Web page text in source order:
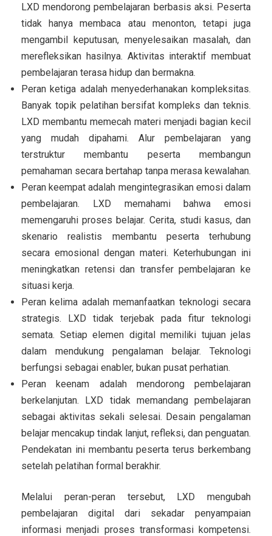
LXD mendorong pembelajaran berbasis aksi. Peserta
tidak hanya membaca atau menonton, tetapi juga
mengambil keputusan, menyelesaikan masalah, dan
merefleksikan hasilnya. Aktivitas interaktif membuat
pembelajaran terasa hidup dan bermakna.
Peran ketiga adalah menyederhanakan kompleksitas.
Banyak topik pelatihan bersifat kompleks dan teknis.
LXD membantu memecah materi menjadi bagian kecil
yang mudah dipahami. Alur pembelajaran yang
terstruktur membantu peserta membangun
pemahaman secara bertahap tanpa merasa kewalahan.
Peran keempat adalah mengintegrasikan emosi dalam
pembelajaran. LXD memahami bahwa emosi
memengaruhi proses belajar. Cerita, studi kasus, dan
skenario realistis membantu peserta terhubung
secara emosional dengan materi. Keterhubungan ini
meningkatkan retensi dan transfer pembelajaran ke
situasi kerja.
Peran kelima adalah memanfaatkan teknologi secara
strategis. LXD tidak terjebak pada fitur teknologi
semata. Setiap elemen digital memiliki tujuan jelas
dalam mendukung pengalaman belajar. Teknologi
berfungsi sebagai enabler, bukan pusat perhatian.
Peran keenam adalah mendorong pembelajaran
berkelanjutan. LXD tidak memandang pembelajaran
sebagai aktivitas sekali selesai. Desain pengalaman
belajar mencakup tindak lanjut, refleksi, dan penguatan.
Pendekatan ini membantu peserta terus berkembang
setelah pelatihan formal berakhir.
Melalui peran-peran tersebut, LXD mengubah
pembelajaran digital dari sekadar penyampaian
informasi menjadi proses transformasi kompetensi.